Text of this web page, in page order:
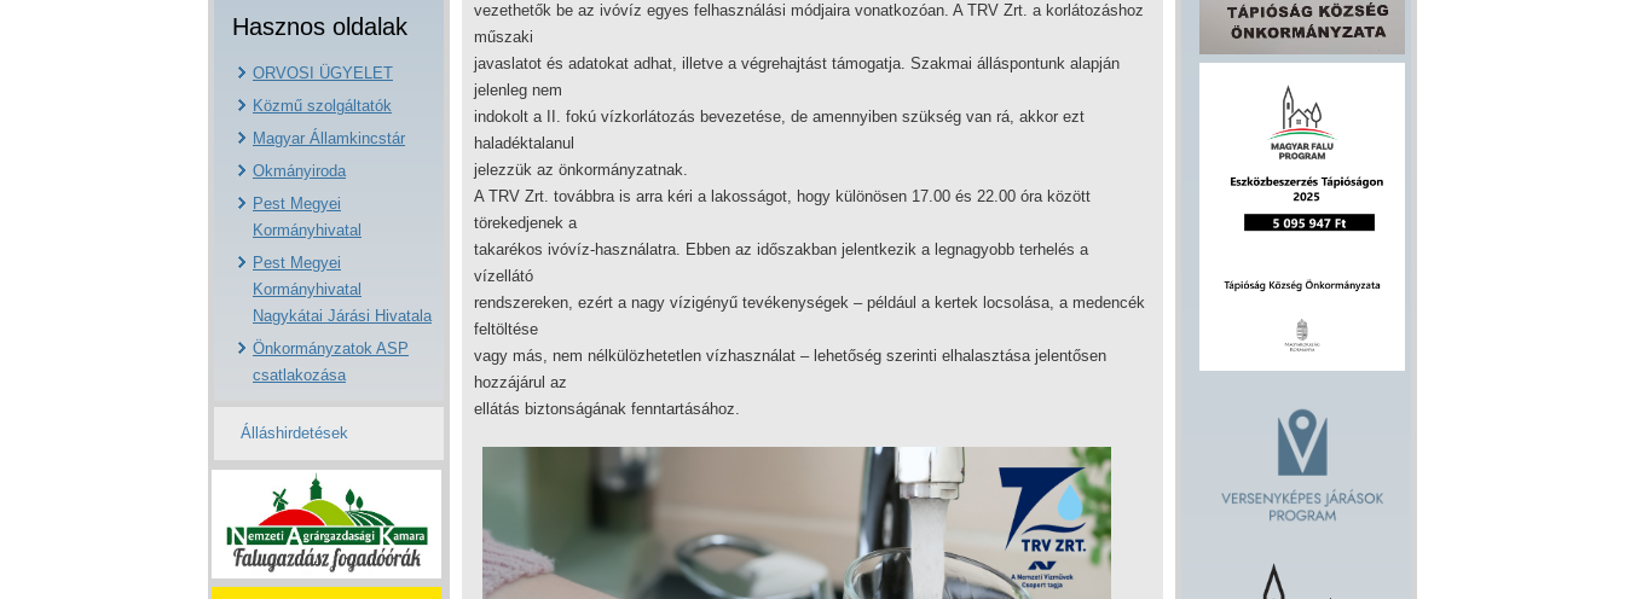
Hasznos oldalak
ORVOSI ÜGYELET
Közmű szolgáltatók
Magyar Államkincstár
Okmányiroda
Pest Megyei
Kormányhivatal
Pest Megyei
Kormányhivatal
Nagykátai Járási Hivatala
Önkormányzatok ASP
csatlakozása
Álláshirdetések
vezethetők be az ivóvíz egyes felhasználási módjaira vonatkozóan. A TRV Zrt. a korlátozáshoz
műszaki
javaslatot és adatokat adhat, illetve a végrehajtást támogatja. Szakmai álláspontunk alapján
jelenleg nem
indokolt a II. fokú vízkorlátozás bevezetése, de amennyiben szükség van rá, akkor ezt
haladéktalanul
jelezzük az önkormányzatnak.
A TRV Zrt. továbbra is arra kéri a lakosságot, hogy különösen 17.00 és 22.00 óra között
törekedjenek a
takarékos ivóvíz-használatra. Ebben az időszakban jelentkezik a legnagyobb terhelés a
vízellátó
rendszereken, ezért a nagy vízigényű tevékenységek – például a kertek locsolása, a medencék
feltöltése
vagy más, nem nélkülözhetetlen vízhasználat – lehetőség szerinti elhalasztása jelentősen
hozzájárul az
ellátás biztonságának fenntartásához.